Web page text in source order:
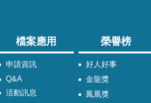
檔案應用
申請資訊
Q&A
活動訊息
榮譽榜
好人好事
金龍獎
鳳凰獎